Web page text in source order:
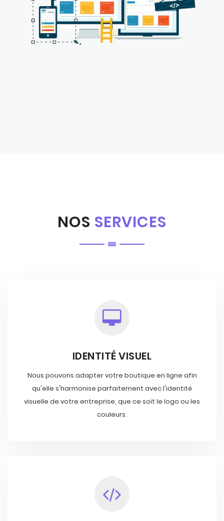
NOS SERVICES
IDENTITÉ VISUEL
Nous pouvons adapter votre boutique en ligne afin
qu'elle s'harmonise parfaitement avec l'identité
visuelle de votre entreprise, que ce soit le logo ou les
couleurs.